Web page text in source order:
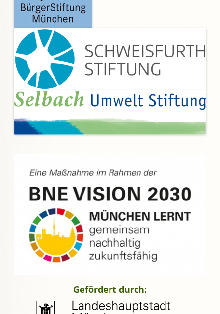
Gefördert durch: